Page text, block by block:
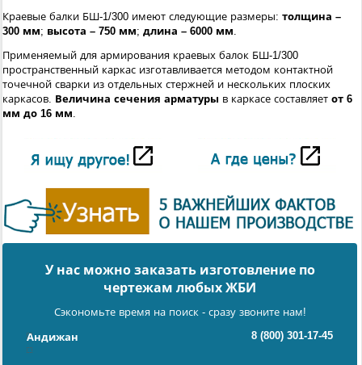
Краевые балки БШ-1/300 имеют следующие размеры: толщина –
300 мм; высота – 750 мм; длина – 6000 мм.
Применяемый для армирования краевых балок БШ-1/300
пространственный каркас изготавливается методом контактной
точечной сварки из отдельных стержней и нескольких плоских
каркасов. Величина сечения арматуры в каркасе составляет от 6
мм до 16 мм.
У нас можно заказать изготовление по
чертежам любых ЖБИ
Сэкономьте время на поиск - сразу звоните нам!
Андижан 8 (800) 301-17-45